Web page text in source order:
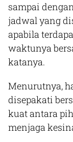
sampai
jadwal yang
apabila
waktunya
katanya.
Menurutnya,
disepakati
kuat antara
menjaga